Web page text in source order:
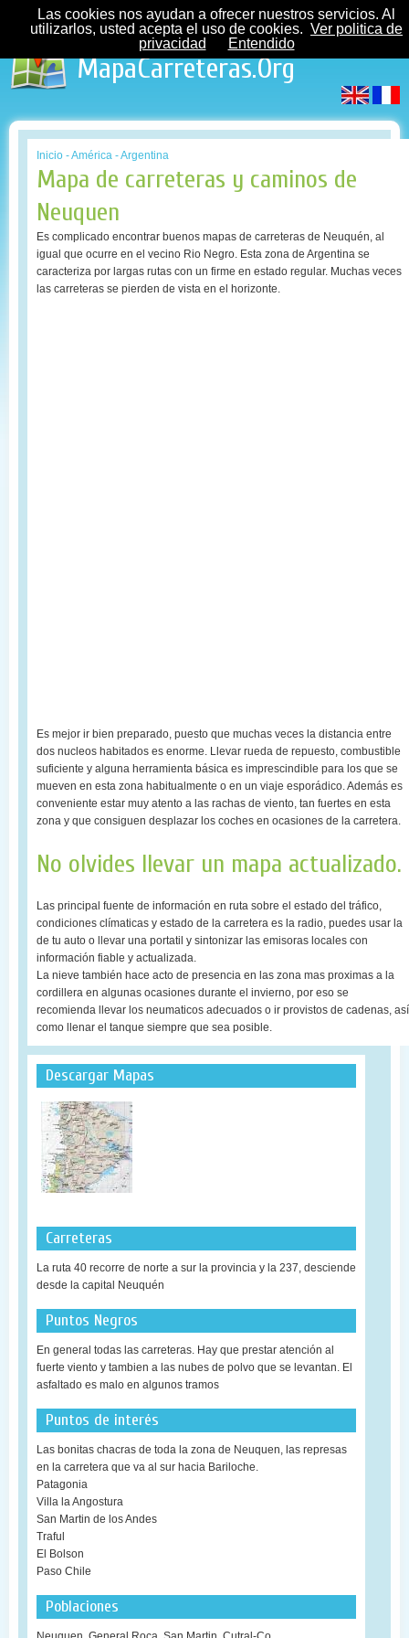
MapaCarreteras.Org
Inicio -América -Argentina
Mapa de carreteras y caminos de
Neuquen
Es complicado encontrar buenos mapas de carreteras de Neuquén, al
igual que ocurre en el vecino Rio Negro. Esta zona de Argentina se
caracteriza por largas rutas con un firme en estado regular. Muchas veces
las carreteras se pierden de vista en el horizonte.
Es mejor ir bien preparado, puesto que muchas veces la distancia entre
dos nucleos habitados es enorme. Llevar rueda de repuesto, combustible
suficiente y alguna herramienta básica es imprescindible para los que se
mueven en esta zona habitualmente o en un viaje esporádico. Además es
conveniente estar muy atento a las rachas de viento, tan fuertes en esta
zona y que consiguen desplazar los coches en ocasiones de la carretera.
No olvides llevar un mapa actualizado.
Las principal fuente de información en ruta sobre el estado del tráfico,
condiciones clímaticas y estado de la carretera es la radio, puedes usar la
de tu auto o llevar una portatil y sintonizar las emisoras locales con
información fiable y actualizada.
La nieve también hace acto de presencia en las zona mas proximas a la
cordillera en algunas ocasiones durante el invierno, por eso se
recomienda llevar los neumaticos adecuados o ir provistos de cadenas, así
como llenar el tanque siempre que sea posible.
Descargar Mapas
Carreteras
La ruta 40 recorre de norte a sur la provincia y la 237, desciende
desde la capital Neuquén
Puntos Negros
En general todas las carreteras. Hay que prestar atención al
fuerte viento y tambien a las nubes de polvo que se levantan. El
asfaltado es malo en algunos tramos
Puntos de interés
Las bonitas chacras de toda la zona de Neuquen, las represas
en la carretera que va al sur hacia Bariloche.
Patagonia
Villa la Angostura
San Martin de los Andes
Traful
El Bolson
Paso Chile
Poblaciones
Las cookies nos ayudan a ofrecer nuestros servicios. Al
utilizarlos, usted acepta el uso de cookies. Ver politica de
privacidad
Entendido